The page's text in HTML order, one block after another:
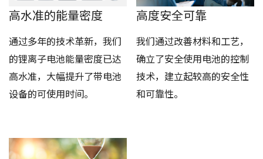
高水准的能量密度
通过多年的技术革新，我们
的锂离子电池能量密度已达
高水准，大幅提升了带电池
设备的可使用时间。
高度安全可靠
我们通过改善材料和工艺，
确立了安全使用电池的控制
技术，建立起较高的安全性
和可靠性。